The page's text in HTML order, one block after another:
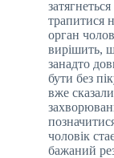
трапитися
орган
вирішить,
занадто
бути без
вже
чоловік
бажаний